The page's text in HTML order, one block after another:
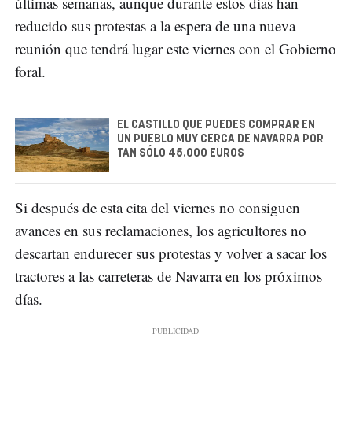
reducido sus protestas a la espera de una nueva
reunión que tendrá lugar este viernes con el Gobierno
foral.
EL CASTILLO QUE PUEDES COMPRAR EN
UN PUEBLO MUY CERCA DE NAVARRA POR
TAN SÓLO 45.000 EUROS
Si después de esta cita del viernes no consiguen
avances en sus reclamaciones, los agricultores no
descartan endurecer sus protestas y volver a sacar los
tractores a las carreteras de Navarra en los próximos
días.